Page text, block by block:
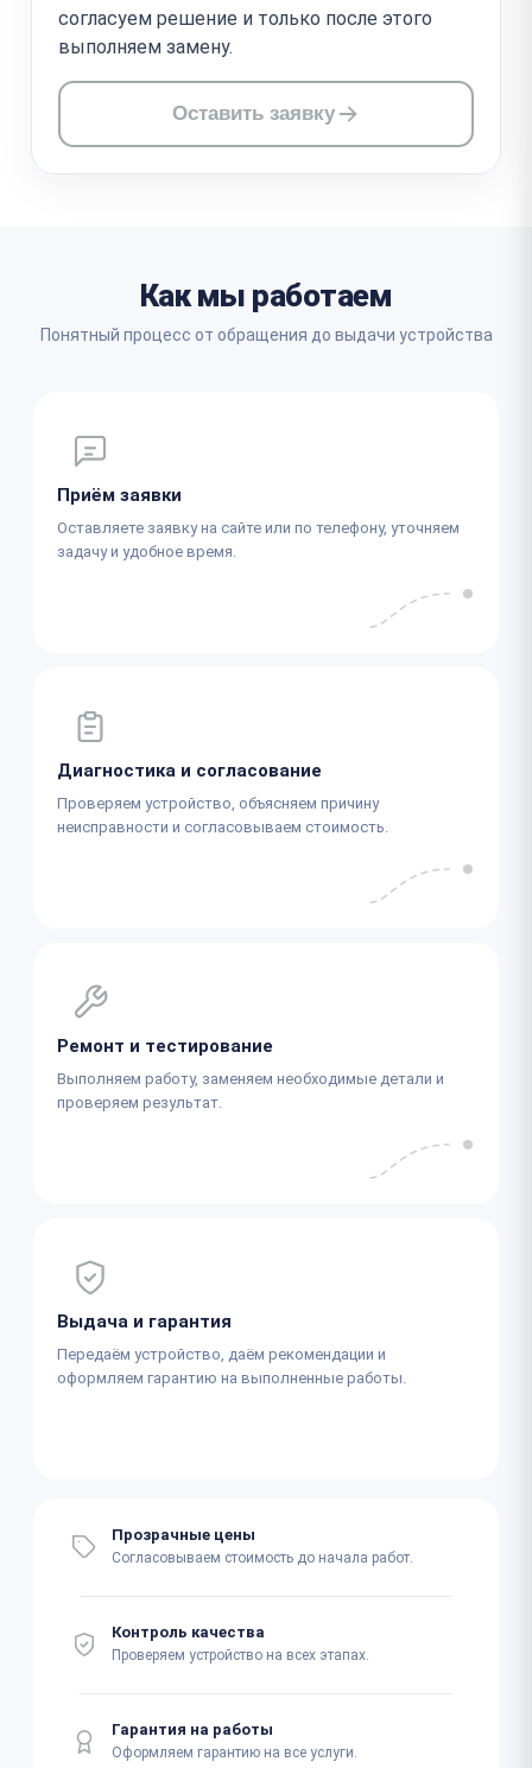
согласуем решение и только после этого
выполняем замену.
Оставить заявку
Как мы работаем
Понятный процесс от обращения до выдачи устройства
Приём заявки
Оставляете заявку на сайте или по телефону, уточняем
задачу и удобное время.
Диагностика и согласование
Проверяем устройство, объясняем причину
неисправности и согласовываем стоимость.
Ремонт и тестирование
Выполняем работу, заменяем необходимые детали и
проверяем результат.
Выдача и гарантия
Передаём устройство, даём рекомендации и
оформляем гарантию на выполненные работы.
Прозрачные цены
Согласовываем стоимость до начала работ.
Контроль качества
Проверяем устройство на всех этапах.
Гарантия на работы
Оформляем гарантию на все услуги.